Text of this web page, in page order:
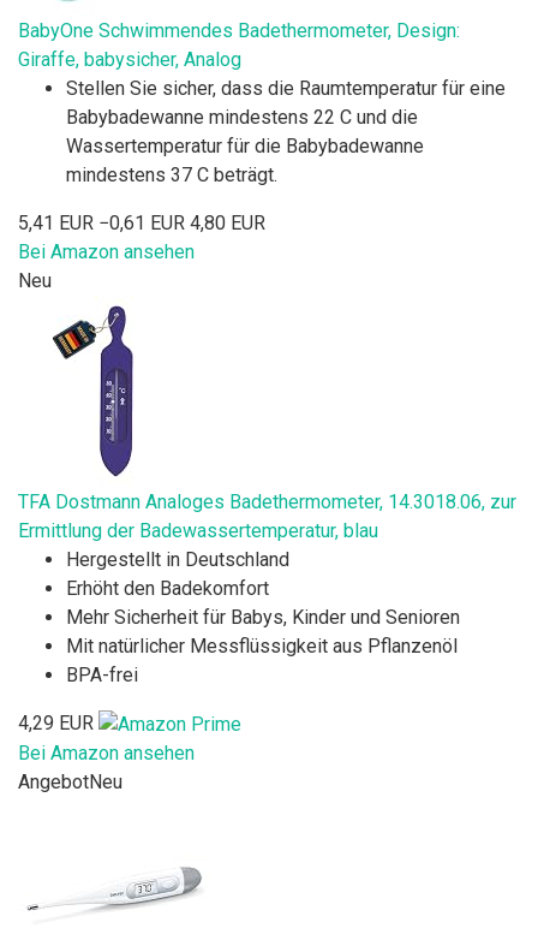
BabyOne Schwimmendes Badethermometer, Design:
Giraffe, babysicher, Analog
Stellen Sie sicher, dass die Raumtemperatur für eine
Babybadewanne mindestens 22 C und die
Wassertemperatur für die Babybadewanne
mindestens 37 C beträgt.
5,41 EUR −0,61 EUR 4,80 EUR
Bei Amazon ansehen
Neu
TFA Dostmann Analoges Badethermometer, 14.3018.06, zur
Ermittlung der Badewassertemperatur, blau
Hergestellt in Deutschland
Erhöht den Badekomfort
Mehr Sicherheit für Babys, Kinder und Senioren
Mit natürlicher Messflüssigkeit aus Pflanzenöl
BPA-frei
4,29 EUR
Bei Amazon ansehen
AngebotNeu